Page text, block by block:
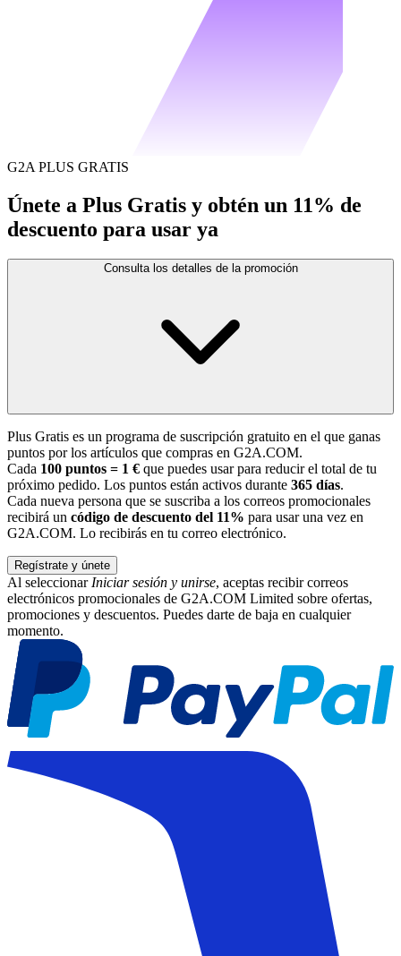
G2A PLUS GRATIS
Únete a Plus Gratis y obtén un 11% de
descuento para usar ya
Consulta los detalles de la promoción
Plus Gratis es un programa de suscripción gratuito en el que ganas
puntos por los artículos que compras en G2A.COM.
Cada 100 puntos = 1 € que puedes usar para reducir el total de tu
próximo pedido. Los puntos están activos durante 365 días.
Cada nueva persona que se suscriba a los correos promocionales
recibirá un código de descuento del 11% para usar una vez en
G2A.COM. Lo recibirás en tu correo electrónico.
Regístrate y únete
Al seleccionarIniciar sesión y unirse, aceptas recibir correos
electrónicos promocionales de G2A.COM Limited sobre ofertas,
promociones y descuentos. Puedes darte de baja en cualquier
momento.